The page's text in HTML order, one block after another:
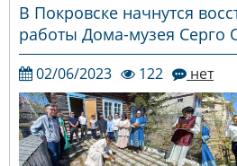
В Покровске начнутся
работы Дома-музея Серго
02/06/2023 122 нет